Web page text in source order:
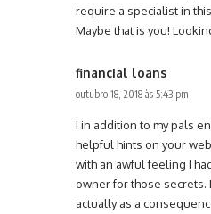
require a specialist in
Maybe that is you!
financial loans
outubro 18, 2018 às 5:43 pm
I in addition to my pals
helpful hints on your
with an awful feeling I
owner for those secrets.
actually as a